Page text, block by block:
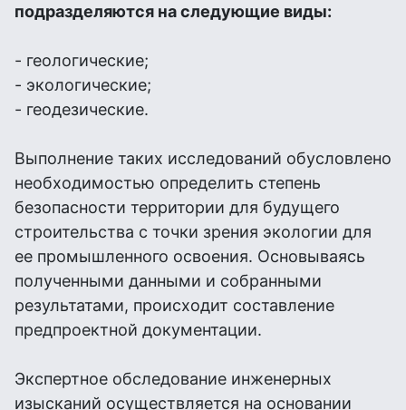
подразделяются на следующие виды:
- геологические;
- экологические;
- геодезические.
Выполнение таких исследований обусловлено
необходимостью определить степень
безопасности территории для будущего
строительства с точки зрения экологии для
ее промышленного освоения. Основываясь
полученными данными и собранными
результатами, происходит составление
предпроектной документации.
Экспертное обследование инженерных
изысканий осуществляется на основании